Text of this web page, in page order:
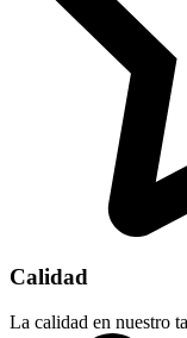
Calidad
La calidad en nuestro